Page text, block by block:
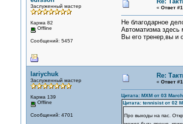
Заслуженный мастер
Карма 82
Offline
Сообщений: 5457
« Ответ
Не благодарное
Автоматизма здесь
Вы его тренер,вы и
lariychuk
Заслуженный мастер
Карма 139
Offline
Сообщений: 4701
Re:
« Ответ
Цитата: MXM от 03
Цитата: tennisist от 02
Про выходы на пас.